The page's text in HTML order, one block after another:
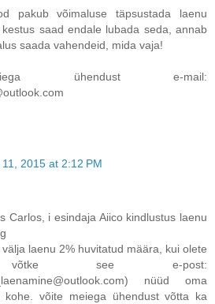
pakub võimaluse täpsustada laenu
saad endale lubada seda, annab
saada vahendeid, mida vaja!
ühendust e-mail:
11, 2015 at 2:12 PM
Carlos, i esindaja Aiico kindlustus laenu
laenu 2% huvitatud määra, kui olete
võtke see e-post:
nüüd oma
kohe. võite meiega ühendust võtta ka